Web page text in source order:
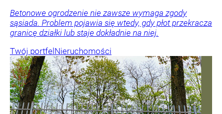
Betonowe ogrodzenie nie zawsze wymaga zgody
sąsiada. Problem pojawia się wtedy, gdy płot przekracza
granicę działki lub staje dokładnie na niej.
Twój portfelNieruchomości